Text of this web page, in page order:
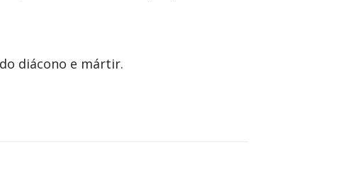
diácono e mártir.